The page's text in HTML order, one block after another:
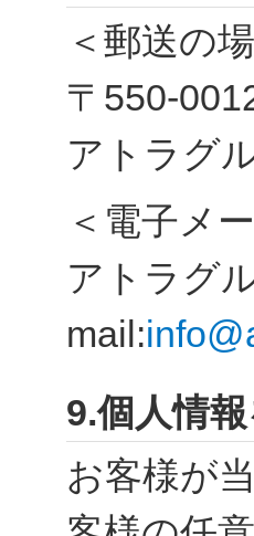
＜郵送の
〒550-
アトラグ
＜電子メ
アトラグ
mail:
9.個人情
お客様が